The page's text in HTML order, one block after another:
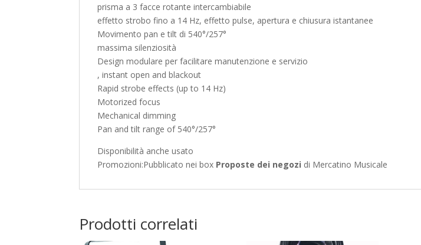
prisma a 3 facce rotante intercambiabile
effetto strobo fino a 14 Hz, effetto pulse, apertura e chiusura istantanee
Movimento pan e tilt di 540°/257°
massima silenziosità
Design modulare per facilitare manutenzione e servizio
, instant open and blackout
Rapid strobe effects (up to 14 Hz)
Motorized focus
Mechanical dimming
Pan and tilt range of 540°/257°
Disponibilità anche usato
Promozioni:Pubblicato nei box Proposte dei negozi di Mercatino Musicale
Prodotti correlati